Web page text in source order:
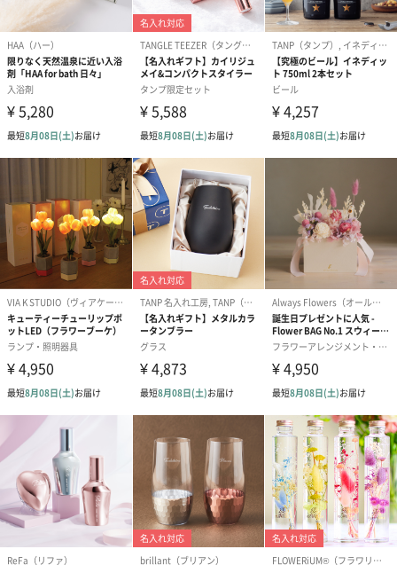
かき氷入浴剤4点セット
（ブルー）（748円）
かき氷入浴剤4点セット
（イエロー）（748円）
バスフラワー
【Thank you
円）
ハンドタオル・ハンカチ
ハンドタオル・ハンカチを同梱してお届けいたします。ギフトへ
の＋αにおすすめです。
花束ハンドタオル（ピ
ンク）（1,760円）
花束ハンドタオル（ブ
ルー）（1,760円）
花束ハンドタ
ワイト）（
キャンドル・お香
キャンドル・お香を同梱してお届けいたします。